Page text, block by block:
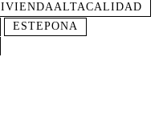
ESTEPONA